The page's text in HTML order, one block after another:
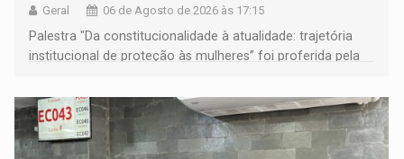
Geral 06 de Agosto de 2026 às 17:15
Palestra "Da constitucionalidade à atualidade: trajetória
institucional de proteção às mulheres” foi proferida pela
Goiás